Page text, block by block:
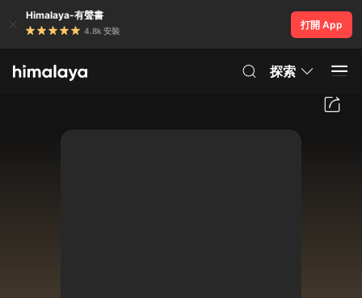
Himalaya-有聲書
4.8k 安裝
打開 App
探索